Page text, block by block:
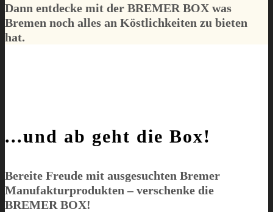
Dann entdecke mit der BREMER BOX was
Bremen noch alles an Köstlichkeiten zu bieten
hat.
...und ab geht die Box!
Bereite Freude mit ausgesuchten Bremer
Manufakturprodukten – verschenke die
BREMER BOX!